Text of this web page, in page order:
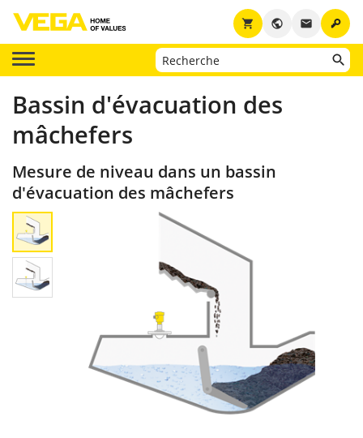
key
email
public
shopping_cart
Bassin d'évacuation des
mâchefers
Mesure de niveau dans un bassin
d'évacuation des mâchefers